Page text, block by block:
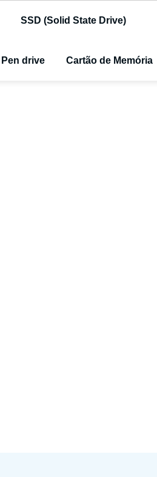
SSD (Solid State Drive)
Pen drive Cartão de Memória